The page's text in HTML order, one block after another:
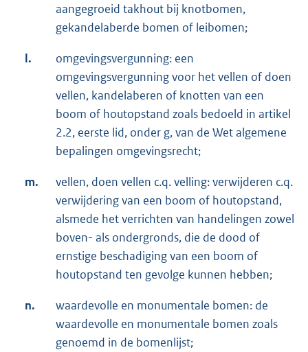
aangegroeid takhout bij knotbomen,
gekandelaberde bomen of leibomen;
l.
omgevingsvergunning: een
omgevingsvergunning voor het vellen of doen
vellen, kandelaberen of knotten van een
boom of houtopstand zoals bedoeld in artikel
2.2, eerste lid, onder g, van de Wet algemene
bepalingen omgevingsrecht;
m.
vellen, doen vellen c.q. velling: verwijderen c.q.
verwijdering van een boom of houtopstand,
alsmede het verrichten van handelingen zowel
boven- als ondergronds, die de dood of
ernstige beschadiging van een boom of
houtopstand ten gevolge kunnen hebben;
n.
waardevolle en monumentale bomen: de
waardevolle en monumentale bomen zoals
genoemd in de bomenlijst;